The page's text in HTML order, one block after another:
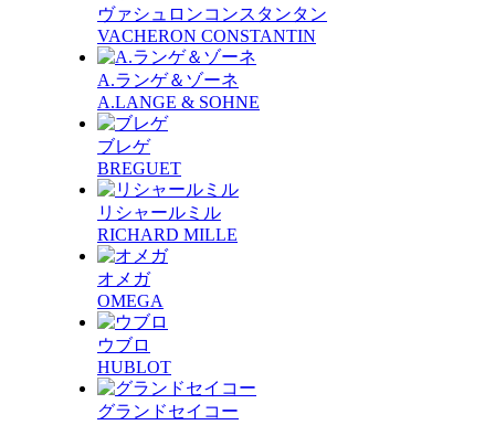
ヴァシュロンコンスタンタン
VACHERON CONSTANTIN
A.ランゲ＆ゾーネ
A.LANGE & SOHNE
ブレゲ
BREGUET
リシャールミル
RICHARD MILLE
オメガ
OMEGA
ウブロ
HUBLOT
グランドセイコー